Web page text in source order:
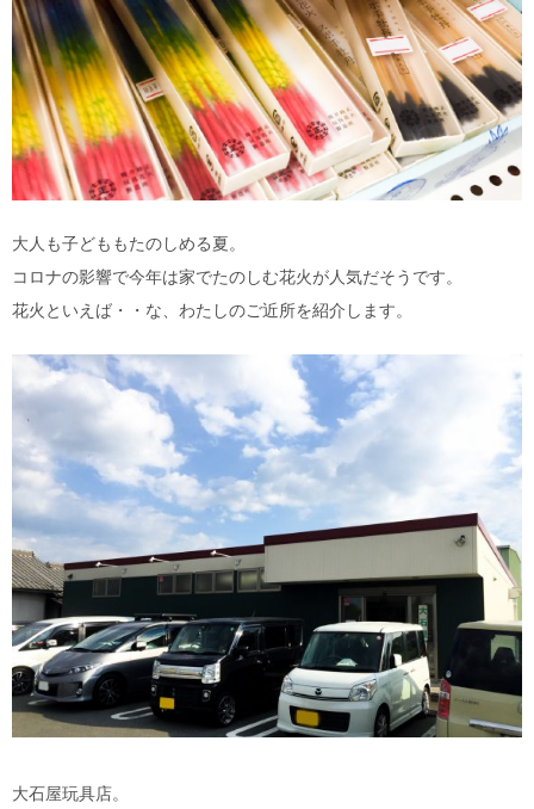
大人も子どももたのしめる夏。
コロナの影響で今年は家でたのしむ花火が人気だそうです。
花火といえば・・な、わたしのご近所を紹介します。
大石屋玩具店。